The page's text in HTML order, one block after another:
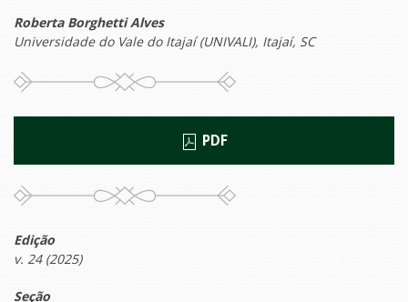
Roberta Borghetti Alves
Universidade do Vale do Itajaí (UNIVALI), Itajaí, SC
PDF
Edição
v. 24 (2025)
Seção